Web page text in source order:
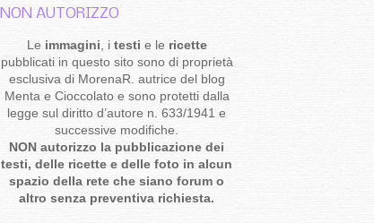
NON AUTORIZZO
Le immagini , i testi e le ricette
pubblicati in questo sito sono di proprietà
esclusiva di MorenaR. autrice del blog
Menta e Cioccolato e sono protetti dalla
legge sul diritto d’autore n. 633/1941 e
successive modifiche.
NON autorizzo la pubblicazione dei
testi, delle ricette e delle foto in alcun
spazio della rete che siano forum o
altro senza preventiva richiesta.